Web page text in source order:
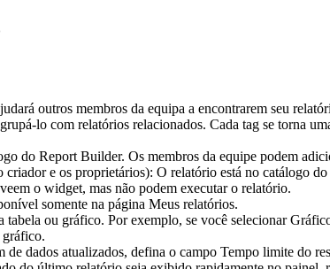
outros membros da equipa a encontrarem seu
lo com relatórios relacionados. Cada tag se torna
do Report Builder. Os membros da equipe podem
criador e os proprietários): O relatório está no catálogo
o widget, mas não podem executar o relatório.
somente na página Meus relatórios.
tabela ou gráfico. Por exemplo, se você selecionar
gráfico.
de dados atualizados, defina o campo Tempo limite do